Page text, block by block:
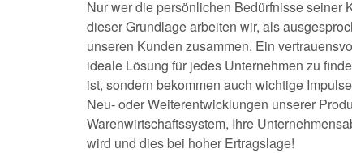
Nur wer die persönlichen Bedürfnisse seiner
dieser Grundlage arbeiten wir, als
unseren Kunden zusammen. Ein
ideale Lösung für jedes Unternehmen zu
ist, sondern bekommen auch wichtige
Neu- oder Weiterentwicklungen unserer
Warenwirtschaftssystem, Ihre
wird und dies bei hoher Ertragslage!